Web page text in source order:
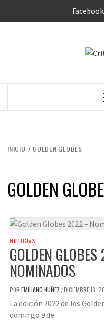
Facebook
INICIO GOLDEN GLOBES
GOLDEN
NOTICIAS
GOLDEN
NOMINADOS
POR EMILIANO NUÑEZ /DICIEMBRE 13,
La edición 2022 de los
domingo 9 de